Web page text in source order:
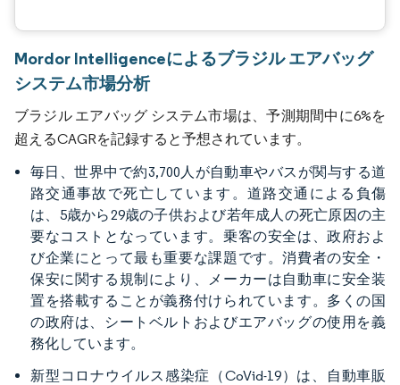
Mordor Intelligenceによるブラジル エアバッグ
システム市場分析
ブラジル エアバッグ システム市場は、予測期間中に6%を
超えるCAGRを記録すると予想されています。
毎日、世界中で約3,700人が自動車やバスが関与する道
路交通事故で死亡しています。道路交通による負傷
は、5歳から29歳の子供および若年成人の死亡原因の主
要なコストとなっています。乗客の安全は、政府およ
び企業にとって最も重要な課題です。消費者の安全・
保安に関する規制により、メーカーは自動車に安全装
置を搭載することが義務付けられています。多くの国
の政府は、シートベルトおよびエアバッグの使用を義
務化しています。
新型コロナウイルス感染症（CoVid-19）は、自動車販